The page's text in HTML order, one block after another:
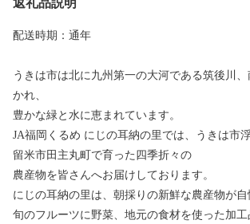
返礼品説明
配送時期：通年
うきは市は北に九州第一の大河である筑後川
かれ、
豊かな緑と水に恵まれています。
JA福岡くるめ にじの耳納の里では、うきは市
留米市田主丸町で育った四季折々の
農産物を皆さんへお届けしております。
にじの耳納の里は、朝採りの新鮮な農産物が自
旬のフルーツに野菜、地元の食材を使った加